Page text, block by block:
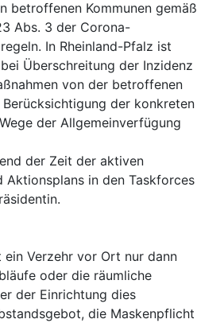
betroffenen Kommunen gemäß
Abs. 3 der Corona-
In Rheinland-Pfalz ist
Überschreitung der Inzidenz
von der betroffenen
der konkreten
der Allgemeinverfügung
der Zeit der aktiven
Aktionsplans in den Taskforces
ein Verzehr vor Ort nur dann
oder die räumliche
der Einrichtung dies
die Maskenpflicht